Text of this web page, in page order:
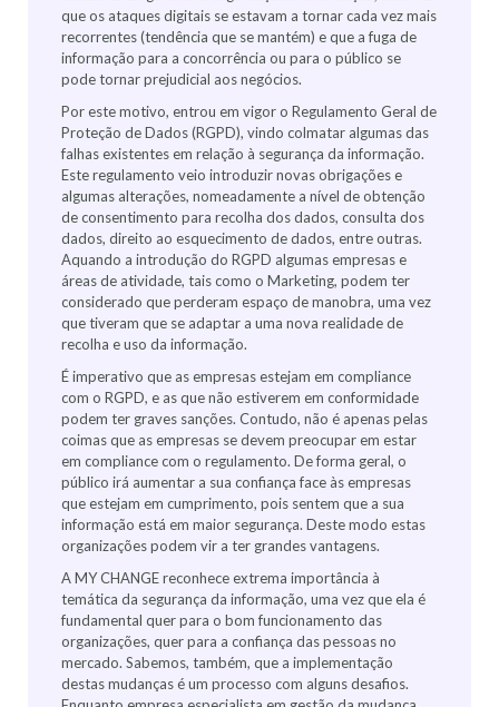
que os ataques digitais se estavam a tornar cada vez mais
recorrentes (tendência que se mantém) e que a fuga de
informação para a concorrência ou para o público se
pode tornar prejudicial aos negócios.
Por este motivo, entrou em vigor o Regulamento Geral de
Proteção de Dados (RGPD), vindo colmatar algumas das
falhas existentes em relação à segurança da informação.
Este regulamento veio introduzir novas obrigações e
algumas alterações, nomeadamente a nível de obtenção
de consentimento para recolha dos dados, consulta dos
dados, direito ao esquecimento de dados, entre outras.
Aquando a introdução do RGPD algumas empresas e
áreas de atividade, tais como o Marketing, podem ter
considerado que perderam espaço de manobra, uma vez
que tiveram que se adaptar a uma nova realidade de
recolha e uso da informação.
É imperativo que as empresas estejam em compliance
com o RGPD, e as que não estiverem em conformidade
podem ter graves sanções. Contudo, não é apenas pelas
coimas que as empresas se devem preocupar em estar
em compliance com o regulamento. De forma geral, o
público irá aumentar a sua confiança face às empresas
que estejam em cumprimento, pois sentem que a sua
informação está em maior segurança. Deste modo estas
organizações podem vir a ter grandes vantagens.
A MY CHANGE reconhece extrema importância à
temática da segurança da informação, uma vez que ela é
fundamental quer para o bom funcionamento das
organizações, quer para a confiança das pessoas no
mercado. Sabemos, também, que a implementação
destas mudanças é um processo com alguns desafios.